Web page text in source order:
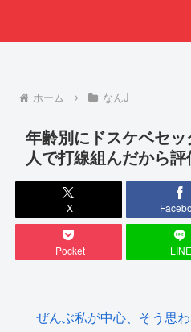
ホーム なんJ
年齢別にドスケベセ
人で打線組んだから
X
Pocket LINE
ぜんぶ私が中心、そう思